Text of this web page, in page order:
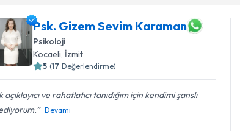
Psk. Gizem Sevim Karaman
Psikoloji
Kocaeli, İzmit
5 (17 Değerlendirme)
açıklayıcı ve rahatlatıcı tanıdığım için kendimi şanslı
Devamı